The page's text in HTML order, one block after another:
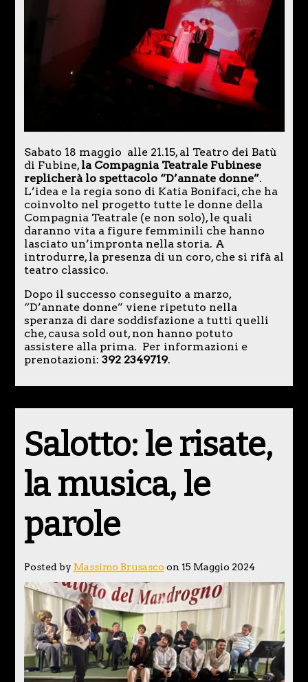
Sabato 18 maggio alle 21.15, al Teatro dei Batù
di Fubine,la Compagnia Teatrale Fubinese
replicherà lo spettacolo “D’annate donne”.
L’idea e la regia sono di Katia Bonifaci, che ha
coinvolto nel progetto tutte le donne della
Compagnia Teatrale (e non solo), le quali
daranno vita a figure femminili che hanno
lasciato un’impronta nella storia. A
introdurre, la presenza di un coro, che si rifà al
teatro classico.
Dopo il successo conseguito a marzo,
“D’annate donne” viene ripetuto nella
speranza di dare soddisfazione a tutti quelli
che, causa sold out, non hanno potuto
assistere alla prima. Per informazioni e
prenotazioni: 392 2349719.
Salotto: le risate,
la musica, le
parole
Posted by Massimo Brusasco on 15 Maggio 2024